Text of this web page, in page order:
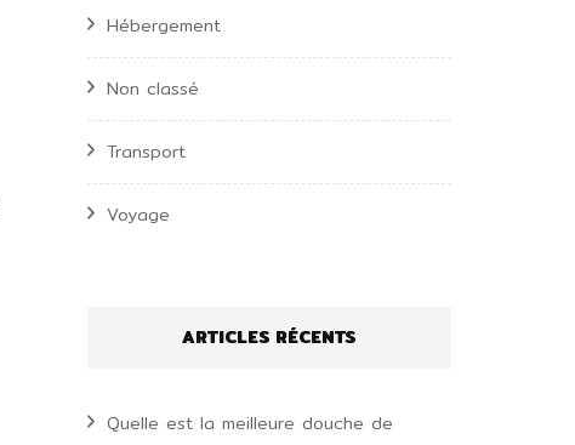
Hébergement
Non classé
Transport
Voyage
ARTICLES RÉCENTS
Quelle est la meilleure douche de